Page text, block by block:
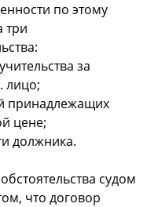
по этому
три
за
лицо;
принадлежащих
цене;
должника.
судом
что договор